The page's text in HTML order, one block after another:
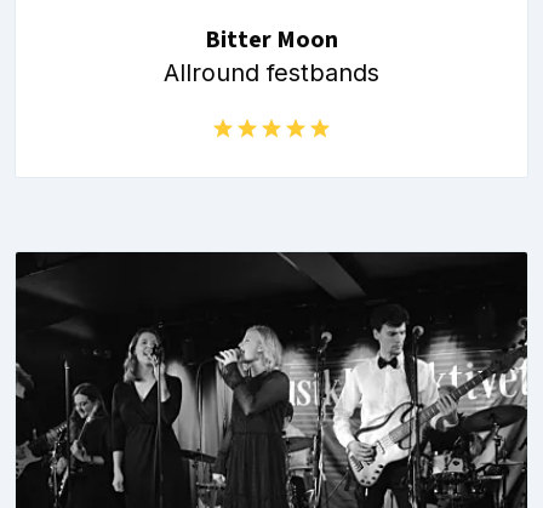
Bitter Moon
Allround festbands